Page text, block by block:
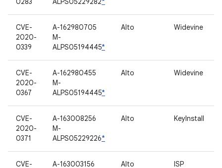
CVE-
2020-
0339
A-162980705
M-
ALPS05194445*
Alto Widevine
CVE-
2020-
0367
A-162980455
M-
ALPS05194445*
Alto Widevine
CVE-
2020-
0371
A-163008256
M-
ALPS05229226*
Alto KeyInstall
CVE-
A-163003156
Alto ISP